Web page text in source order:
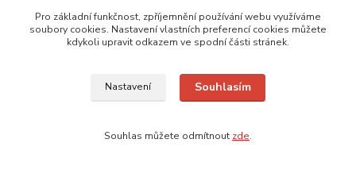
380V
Černý
Bez ovládání (externí)
Pro základní funkčnost, zpříjemnění používání webu využíváme
soubory cookies. Nastavení vlastních preferencí cookies můžete
kdykoli upravit odkazem ve spodní části stránek.
Nastavení Souhlasím
Souhlas můžete odmítnout zde.